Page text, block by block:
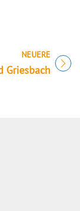
NEUERE
Griesbach